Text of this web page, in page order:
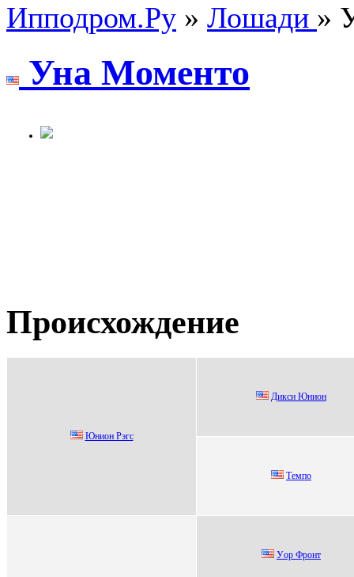
Ипподром.Ру » Лошади »
Уна Mоменто
Происхождение
Юнион Рэгc
Дикcи Юнион
Темпо
Уop Фpoнт